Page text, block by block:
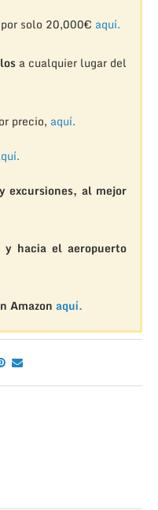
solo 20,000€ aquí.
a cualquier lugar del
precio, aquí.
excursiones, al mejor
y hacia el aeropuerto
Amazon aquí.